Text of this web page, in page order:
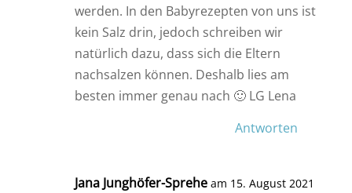
werden. In den Babyrezepten von uns ist
kein Salz drin, jedoch schreiben wir
natürlich dazu, dass sich die Eltern
nachsalzen können. Deshalb lies am
besten immer genau nach 🙂 LG Lena
Antworten
Jana Junghöfer-Sprehe am 15. August 2021